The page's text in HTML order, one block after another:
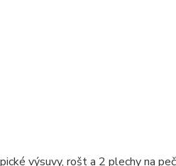
výsuvy, rošt a 2 plechy na